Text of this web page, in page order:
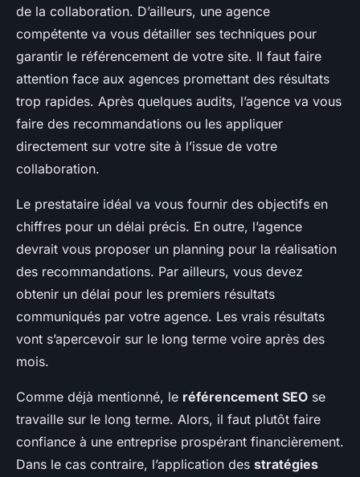
de la collaboration. D’ailleurs, une agence
compétente va vous détailler ses techniques pour
garantir le référencement de votre site. Il faut faire
attention face aux agences promettant des résultats
trop rapides. Après quelques audits, l’agence va vous
faire des recommandations ou les appliquer
directement sur votre site à l’issue de votre
collaboration.
Le prestataire idéal va vous fournir des objectifs en
chiffres pour un délai précis. En outre, l’agence
devrait vous proposer un planning pour la réalisation
des recommandations. Par ailleurs, vous devez
obtenir un délai pour les premiers résultats
communiqués par votre agence. Les vrais résultats
vont s’apercevoir sur le long terme voire après des
mois.
Comme déjà mentionné, le référencement SEO se
travaille sur le long terme. Alors, il faut plutôt faire
confiance à une entreprise prospérant financièrement.
Dans le cas contraire, l’application des stratégies